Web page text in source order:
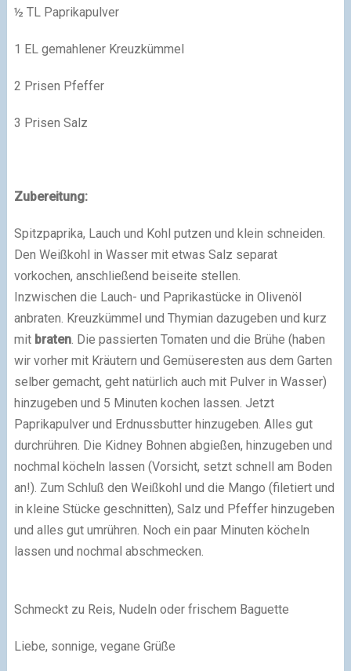
½ TL Paprikapulver
1 EL gemahlener Kreuzkümmel
2 Prisen Pfeffer
3 Prisen Salz
Zubereitung:
Spitzpaprika, Lauch und Kohl putzen und klein schneiden.
Den Weißkohl in Wasser mit etwas Salz separat
vorkochen, anschließend beiseite stellen.
Inzwischen die Lauch- und Paprikastücke in Olivenöl
anbraten. Kreuzkümmel und Thymian dazugeben und kurz
mit braten. Die passierten Tomaten und die Brühe (haben
wir vorher mit Kräutern und Gemüseresten aus dem Garten
selber gemacht, geht natürlich auch mit Pulver in Wasser)
hinzugeben und 5 Minuten kochen lassen. Jetzt
Paprikapulver und Erdnussbutter hinzugeben. Alles gut
durchrühren. Die Kidney Bohnen abgießen, hinzugeben und
nochmal köcheln lassen (Vorsicht, setzt schnell am Boden
an!). Zum Schluß den Weißkohl und die Mango (filetiert und
in kleine Stücke geschnitten), Salz und Pfeffer hinzugeben
und alles gut umrühren. Noch ein paar Minuten köcheln
lassen und nochmal abschmecken.
Schmeckt zu Reis, Nudeln oder frischem Baguette
Liebe, sonnige, vegane Grüße